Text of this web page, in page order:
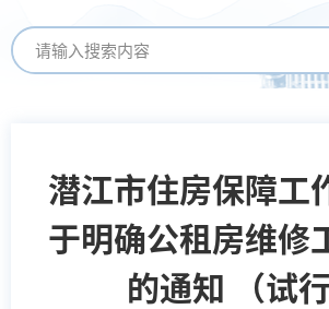
潜江市住房保障工
于明确公租房维修
的通知 （试行